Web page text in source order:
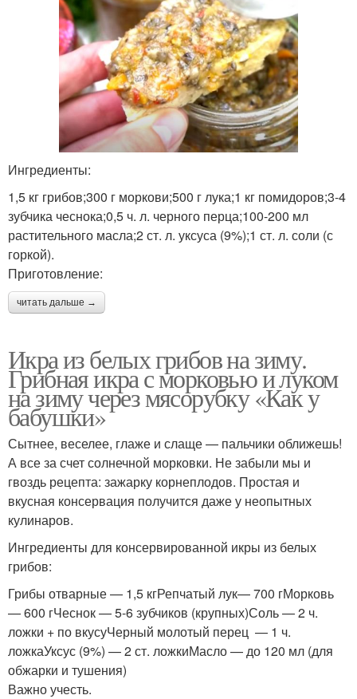
Ингредиенты:
1,5 кг грибов;300 г моркови;500 г лука;1 кг помидоров;3-4
зубчика чеснока;0,5 ч. л. черного перца;100-200 мл
растительного масла;2 ст. л. уксуса (9%);1 ст. л. соли (с
горкой).
Приготовление:
читать дальше →
Икра из белых грибов на зиму.
Грибная икра с морковью и луком
на зиму через мясорубку «Как у
бабушки»
Сытнее, веселее, глаже и слаще — пальчики оближешь!
А все за счет солнечной морковки. Не забыли мы и
гвоздь рецепта: зажарку корнеплодов. Простая и
вкусная консервация получится даже у неопытных
кулинаров.
Ингредиенты для консервированной икры из белых
грибов:
Грибы отварные — 1,5 кгРепчатый лук— 700 гМорковь
— 600 гЧеснок — 5-6 зубчиков (крупных)Соль — 2 ч.
ложки + по вкусуЧерный молотый перец — 1 ч.
ложкаУксус (9%) — 2 ст. ложкиМасло — до 120 мл (для
обжарки и тушения)
Важно учесть.